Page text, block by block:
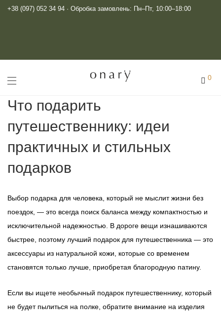
+38 (097) 052 34 94 · Обробка замовлень: Пн–Пт, 10:00–18:00
0
Что подарить
путешественнику: идеи
практичных и стильных
подарков
Выбор подарка для человека, который не мыслит жизни без
поездок, — это всегда поиск баланса между компактностью и
исключительной надежностью. В дороге вещи изнашиваются
быстрее, поэтому лучший подарок для путешественника — это
аксессуары из натуральной кожи, которые со временем
становятся только лучше, приобретая благородную патину.
Если вы ищете необычный подарок путешественнику, который
не будет пылиться на полке, обратите внимание на изделия